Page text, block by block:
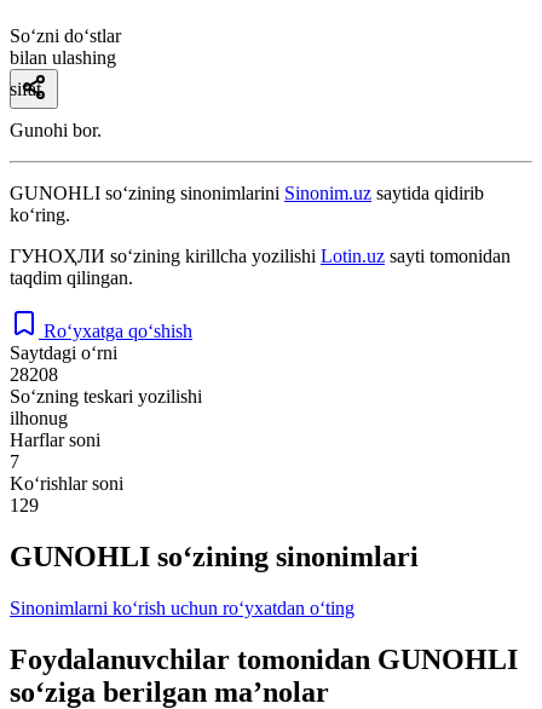
So‘zni do‘stlar
bilan ulashing
sifat
Gunohi bor.
GUNOHLI so‘zining sinonimlarini Sinonim.uz saytida qidirib
ko‘ring.
ГУНОҲЛИ so‘zining kirillcha yozilishi Lotin.uz sayti tomonidan
taqdim qilingan.
Ro‘yxatga qo‘shish
Saytdagi o‘rni
28208
So‘zning teskari yozilishi
ilhonug
Harflar soni
7
Ko‘rishlar soni
129
GUNOHLI so‘zining sinonimlari
Sinonimlarni ko‘rish uchun ro‘yxatdan o‘ting
Foydalanuvchilar tomonidan GUNOHLI
so‘ziga berilgan ma’nolar